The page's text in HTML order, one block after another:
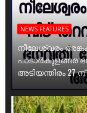
NEWS FEATURES
നീലേശ്വരം
പാടാർകുളങ്ങര
അടിയന്തിരം 27 ന്